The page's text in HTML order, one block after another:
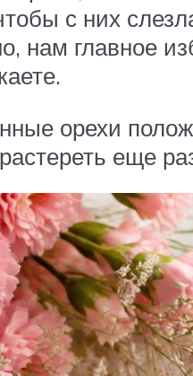
с них
нам главное
орехи
еще